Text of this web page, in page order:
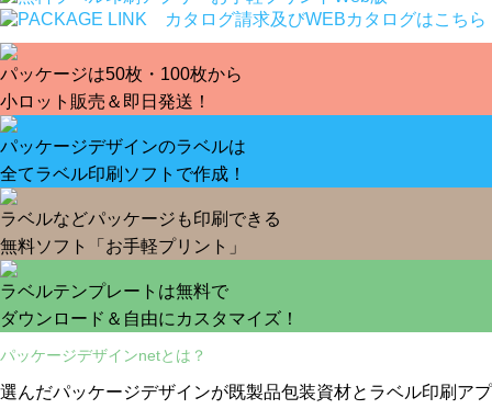
パッケージは50枚・100枚から
小ロット販売＆即日発送！
パッケージデザインのラベルは
全てラベル印刷ソフトで作成！
ラベルなどパッケージも印刷できる
無料ソフト「お手軽プリント」
ラベルテンプレートは無料で
ダウンロード＆自由にカスタマイズ！
パッケージデザインnetとは？
選んだパッケージデザインが既製品包装資材とラベル印刷アプ